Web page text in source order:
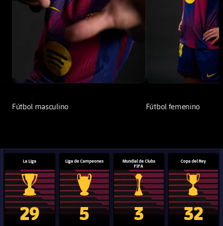
Fútbol masculino Fútbol femenino
La Liga
Trofeo de La Liga
29
Liga de Campeones
Trofeo de la Liga de Campeones
5
Mundial de Clubs
FIFA
Trofeo del Mundial de
3
Copa del Rey
Copa del
32